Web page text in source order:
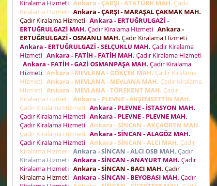
Kiralama Hizmeti Ankara - ÇARŞI - ATATÜRK MAH. Çadır
Kiralama Hizmeti Ankara - ÇARŞI - MARAŞAL ÇAKMAK MAH.
Çadır Kiralama Hizmeti Ankara - ERTUĞRULGAZİ -
ERTUĞRULGAZİ MAH. Çadır Kiralama Hizmeti Ankara -
ERTUĞRULGAZİ - OSMANLI MAH. Çadır Kiralama Hizmeti
Ankara - ERTUĞRULGAZİ - SELÇUKLU MAH. Çadır Kiralama
Hizmeti Ankara - FATİH - FATİH MAH. Çadır Kiralama Hizmeti
Ankara - FATİH - GAZİ OSMANPAŞA MAH. Çadır Kiralama
Hizmeti Ankara - MEVLANA - GÖKÇEK MAH. Çadır Kiralama
Hizmeti Ankara - MEVLANA - MEVLANA MAH. Çadır Kiralama
Hizmeti Ankara - MEVLANA - TÖREKENT MAH. Çadır
Kiralama Hizmeti Ankara - PLEVNE - AKŞEMSETTİN MAH.
Çadır Kiralama Hizmeti Ankara - PLEVNE - İSTASYON MAH.
Çadır Kiralama Hizmeti Ankara - PLEVNE - PLEVNE MAH.
Çadır Kiralama Hizmeti Ankara - SİNCAN - AKÇAÖREN MAH.
Çadır Kiralama Hizmeti Ankara - SİNCAN - ALAGÖZ MAH.
Çadır Kiralama Hizmeti Ankara - SİNCAN - ALCI MAH. Çadır
Kiralama Hizmeti Ankara - SİNCAN - ALCI OSB MAH. Çadır
Kiralama Hizmeti Ankara - SİNCAN - ANAYURT MAH. Çadır
Kiralama Hizmeti Ankara - SİNCAN - BACI MAH. Çadır
Kiralama Hizmeti Ankara - SİNCAN - BEYOBASI MAH. Çadır